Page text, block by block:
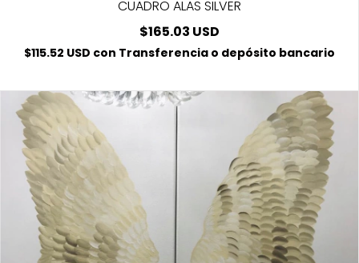
CUADRO ALAS SILVER
$165.03 USD
$115.52 USD con Transferencia o depósito bancario